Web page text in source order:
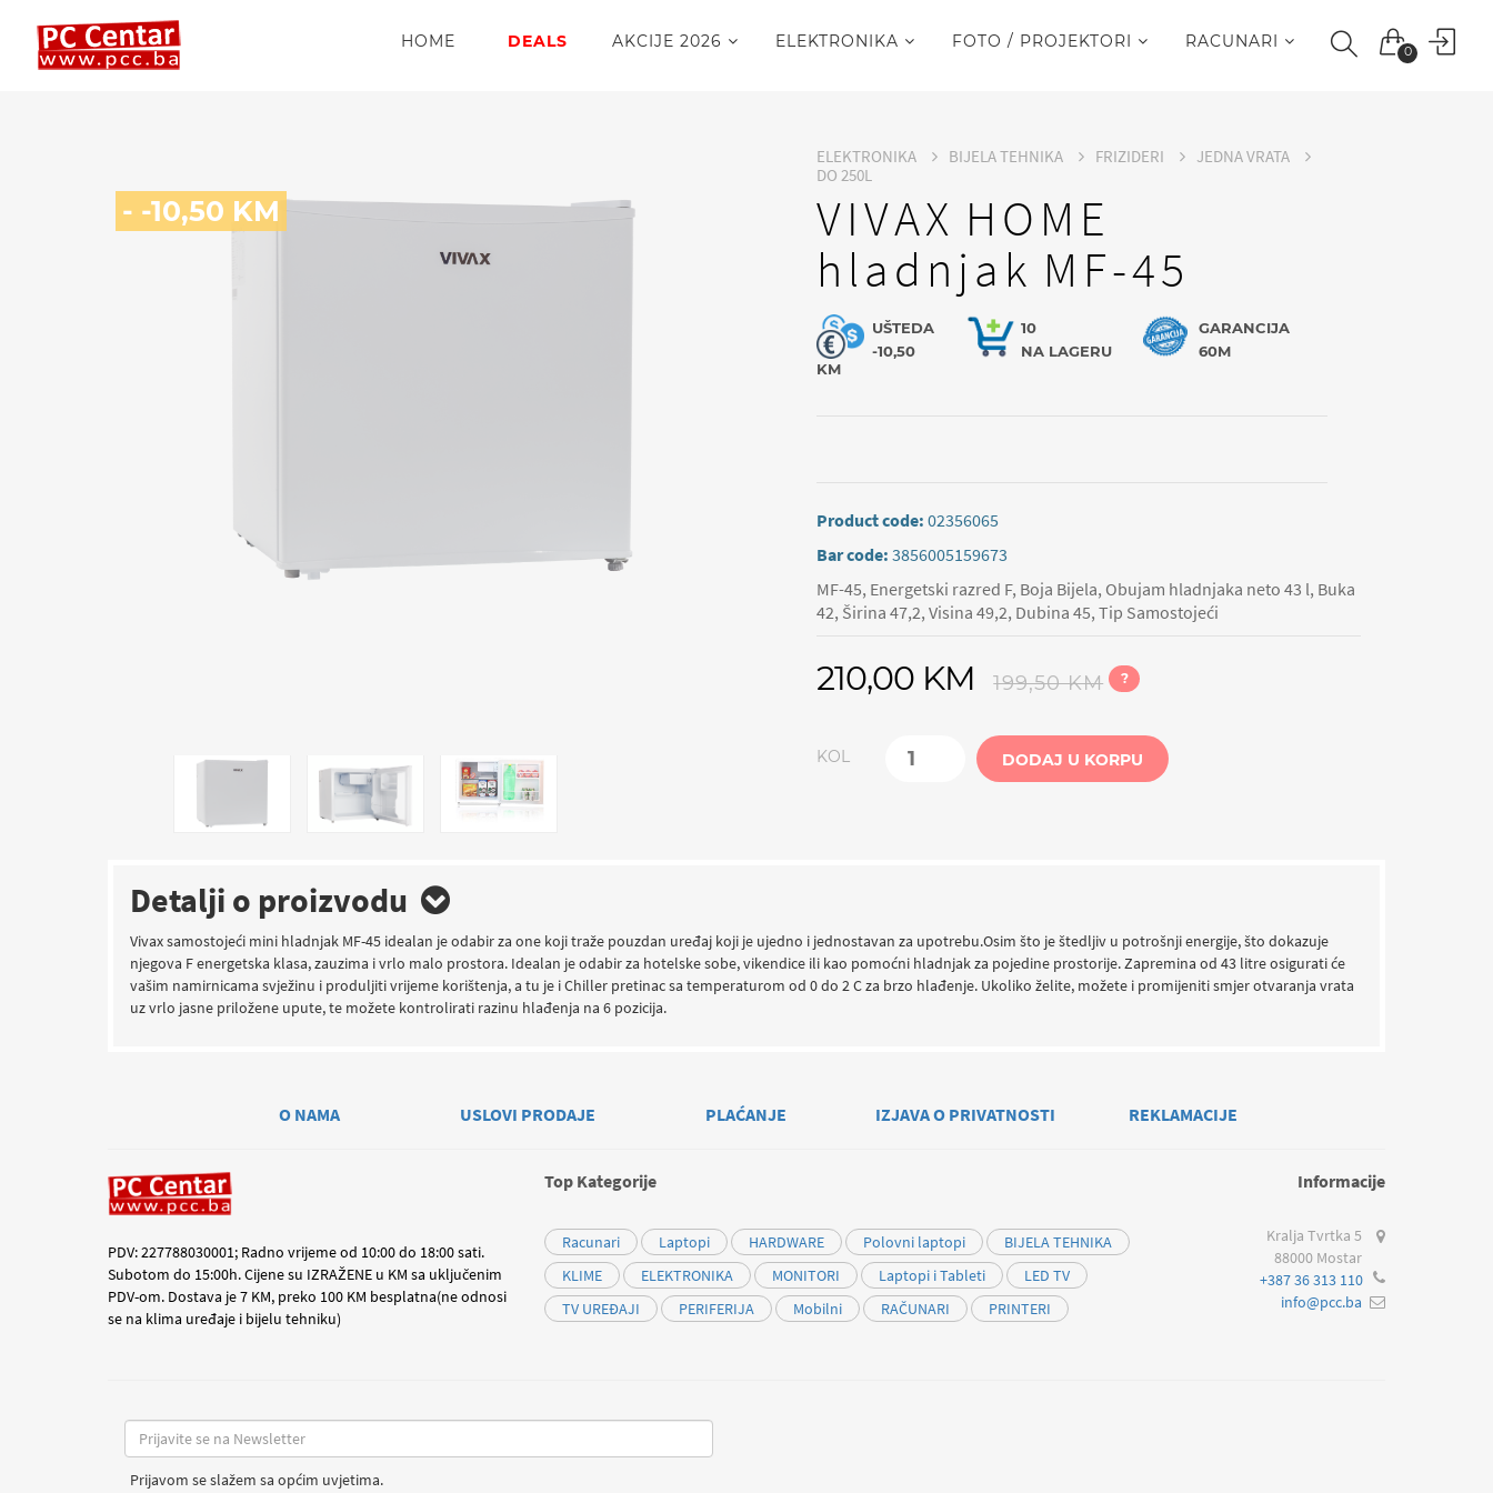
0
HOME DEALS AKCIJE 2026 ELEKTRONIKA FOTO / PROJEKTORI RACUNARI
- -10,50 KM
ELEKTRONIKA BIJELA TEHNIKA FRIZIDERI
JEDNA VRATA
DO 250L
VIVAX HOME
hladnjak MF-45
UŠTEDA
-10,50
KM
10
NA LAGERU
GARANCIJA
60M
Product code:02356065
Bar code:3856005159673
MF-45, Energetski razred F, Boja Bijela, Obujam hladnjaka neto 43 l, Buka
42, Širina 47,2, Visina 49,2, Dubina 45, Tip Samostojeći
210,00 KM 199,50 KM ?
KOL DODAJ U KORPU
Detalji o proizvodu
Vivax samostojeći mini hladnjak MF-45 idealan je odabir za one koji traže pouzdan uređaj koji je ujedno i jednostavan za upotrebu.Osim što je štedljiv u potrošnji energije, što dokazuje
njegova F energetska klasa, zauzima i vrlo malo prostora. Idealan je odabir za hotelske sobe, vikendice ili kao pomoćni hladnjak za pojedine prostorije. Zapremina od 43 litre osigurati će
vašim namirnicama svježinu i produljiti vrijeme korištenja, a tu je i Chiller pretinac sa temperaturom od 0 do 2 C za brzo hlađenje. Ukoliko želite, možete i promijeniti smjer otvaranja vrata
uz vrlo jasne priložene upute, te možete kontrolirati razinu hlađenja na 6 pozicija.
O NAMA USLOVI PRODAJE PLAĆANJE IZJAVA O PRIVATNOSTI REKLAMACIJE
PDV: 227788030001; Radno vrijeme od 10:00 do 18:00 sati.
Subotom do 15:00h. Cijene su IZRAŽENE u KM sa uključenim
PDV-om. Dostava je 7 KM, preko 100 KM besplatna(ne odnosi
se na klima uređaje i bijelu tehniku)
Top Kategorije
Racunari Laptopi HARDWARE Polovni laptopi
BIJELA TEHNIKA
KLIME
ELEKTRONIKA MONITORI Laptopi i Tableti
LED TV
TV UREĐAJI
PERIFERIJA Mobilni RAČUNARI PRINTERI
Informacije
Kralja Tvrtka 5
88000 Mostar
+387 36 313 110
info@pcc.ba
Prijavom se slažem sa općim uvjetima.